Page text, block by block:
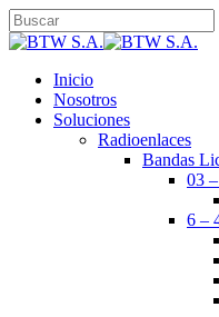
Skip
to
content
Close
search
Menu
Inicio
Nosotros
Soluciones
Radioenlaces
Bandas
03
6 –